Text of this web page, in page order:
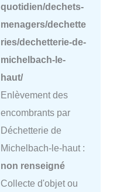
quotidien/dechets-
menagers/dechette
ries/dechetterie-de-
michelbach-le-
haut/
Enlèvement des
encombrants par
Déchetterie de
Michelbach-le-haut :
non renseigné
Collecte d'objet ou